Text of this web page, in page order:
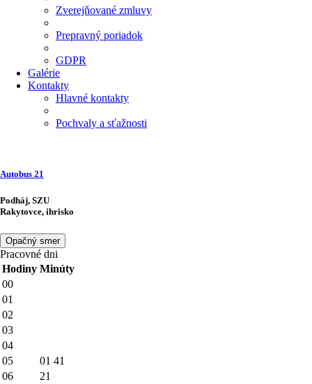
Zverejňované zmluvy
Prepravný poriadok
GDPR
Galérie
Kontakty
Hlavné kontakty
Pochvaly a sťažnosti
Autobus 21
Podháj, SZU
Rakytovce, ihrisko
Opačný smer
Pracovné dni
Hodiny Minúty
00
01
02
03
04
05
01 41
06
21